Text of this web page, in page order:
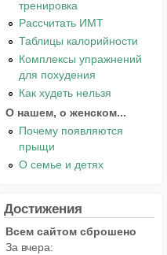
тренировка
Рассчитать ИМТ
Таблицы калорийности
Комплексы упражнений
для похудения
Как худеть нельзя
О нашем, о женском...
Почему появляются
прыщи
О семье и детях
Достижения
Всем сайтом сброшено
За вчера: